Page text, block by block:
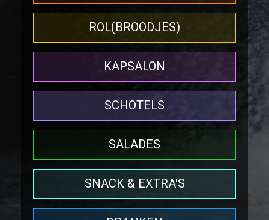
ROL(BROODJES)
KAPSALON
SCHOTELS
SALADES
SNACK & EXTRA'S